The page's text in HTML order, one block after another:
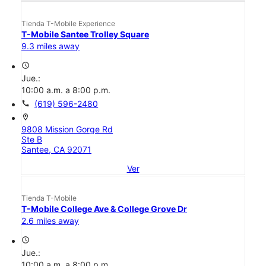
Tienda T-Mobile Experience
T-Mobile Santee Trolley Square
9.3 miles away
access_time
Jue.:
10:00 a.m. a 8:00 p.m.
call (619) 596-2480
location_on
9808 Mission Gorge Rd
Ste B
Santee, CA 92071
Ver
Tienda T-Mobile
T-Mobile College Ave & College Grove Dr
2.6 miles away
access_time
Jue.: